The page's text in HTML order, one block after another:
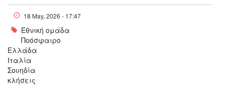
18 May, 2026 - 17:47
Εθνική ομάδα
Ποόσφαιρο
Ελλάδα
Ιταλία
Σουηδία
κλήσεις